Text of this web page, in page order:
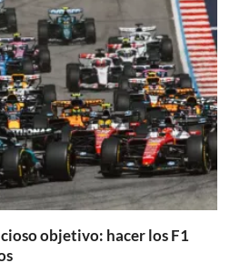
objetivo: hacer los F1